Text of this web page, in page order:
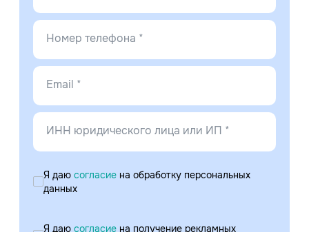
Номер телефона *
Email *
ИНН юридического лица или ИП *
Я даю согласие на обработку персональных
данных
Я даю согласие на получение рекламных